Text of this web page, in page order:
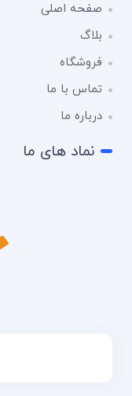
صفحه اصلی
بلاگ
فروشگاه
تماس با ما
درباره ما
نماد های ما